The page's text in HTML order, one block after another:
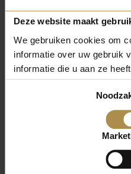
Deze website maakt
We gebruiken cookies om
informatie over uw gebruik
informatie die u aan ze